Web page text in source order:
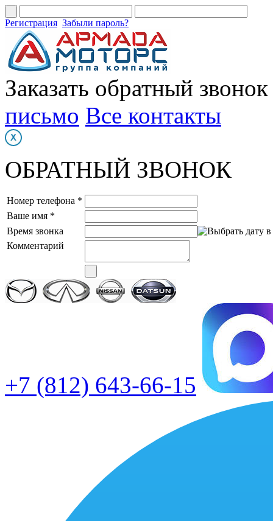
Регистрация Забыли пароль?
Заказать обратный звонок
письмо Все контакты
ОБРАТНЫЙ ЗВОНОК
Номер телефона *
Ваше имя *
Время звонка
Комментарий
+7 (812) 643-66-15